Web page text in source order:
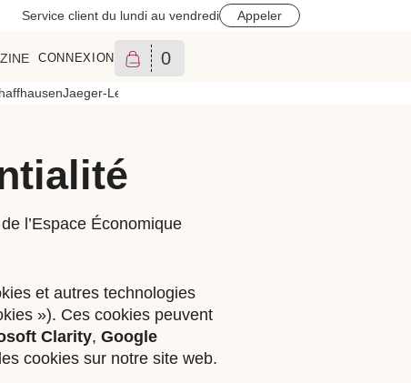
Service client du lundi au vendredi Appeler
CONNEXION 0
Jaeger-LeCoultre
l’Espace Économique
et autres technologies
»). Ces cookies peuvent
Clarity, Google
cookies sur notre site web.